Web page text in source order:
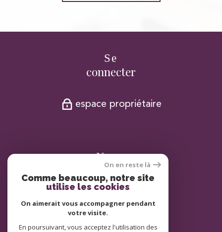
Se
connecter
espace propriétaire
Nous
adhérons
On en reste là
Comme beaucoup, notre site
utilise les cookies
On aimerait vous accompagner pendant
votre visite.
En poursuivant, vous acceptez l'utilisation des